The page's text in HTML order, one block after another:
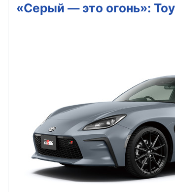
«Серый — это огонь»: